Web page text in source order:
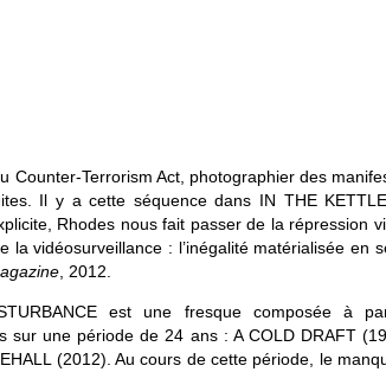
Counter-Terrorism Act, photographier des
Il y a cette séquence dans IN THE
Rhodes nous fait passer de la répression
la vidéosurveillance : l’inégalité matérialisée en
, 2012.
est une fresque composée à
sur une période de 24 ans : A COLD DRAFT
(2012). Au cours de cette période, le